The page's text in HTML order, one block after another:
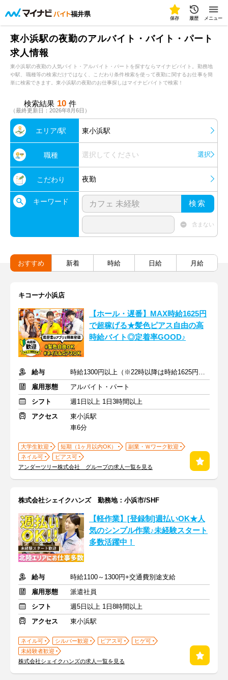
福井県
保存 履歴 メニュー
東小浜駅の夜勤のアルバイト・バイト・パート
求人情報
東小浜駅の夜勤の人気バイト・アルバイト・パートを探すならマイナビバイト。勤務地
や駅、職種等の検索だけではなく、こだわり条件検索を使って夜勤に関するお仕事を簡
単に検索できます。東小浜駅の夜勤のお仕事探しはマイナビバイトで検索！
検索結果 10 件
（最終更新日：2026年8月6日）
エリア/駅 東小浜駅
職種 選択してください 選択
こだわり 夜勤
キーワード 検索
含まない
おすすめ 新着 時給 日給 月給
キコーナ小浜店
【ホール・遅番】MAX時給1625円
で超稼げる★髪色ピアス自由の高
時給バイト◎定着率GOOD♪
給与
時給1300円以上（※22時以降は時給1625円以上）+交通費
雇用形態
アルバイト・パート
シフト
週1日以上 1日3時間以上
アクセス
東小浜駅
車6分
大学生歓迎 短期（1ヶ月以内OK）
副業・Ｗワーク歓迎
ネイル可
ピアス可
アンダーツリー株式会社 グループの求人一覧を見る
株式会社シェイクハンズ 勤務地：小浜市/SHF
【軽作業】[登録制]週払いOK★人
気のシンプル作業♪未経験スタート
多数活躍中！
給与
時給1100～1300円+交通費別途支給
雇用形態
派遣社員
シフト
週5日以上 1日8時間以上
アクセス
東小浜駅
ネイル可 シルバー歓迎 ピアス可
ヒゲ可
未経験者歓迎
株式会社シェイクハンズの求人一覧を見る